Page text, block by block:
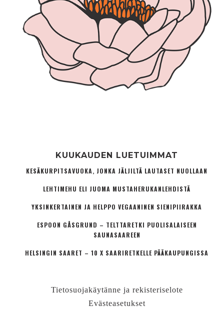
KUUKAUDEN LUETUIMMAT
KESÄKURPITSAVUOKA, JONKA JÄLJILTÄ LAUTASET NUOLLAAN
LEHTIMEHU ELI JUOMA MUSTAHERUKANLEHDISTÄ
YKSINKERTAINEN JA HELPPO VEGAANINEN SIENIPIIRAKKA
ESPOON GÅSGRUND – TELTTARETKI PUOLISALAISEEN
SAUNASAAREEN
HELSINGIN SAARET – 10 X SAARIRETKELLE PÄÄKAUPUNGISSA
Tietosuojakäytänne ja rekisteriselote
Evästeasetukset